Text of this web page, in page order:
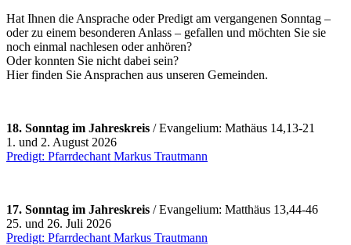
Hat Ihnen die Ansprache oder Predigt am vergangenen Sonntag –
oder zu einem besonderen Anlass – gefallen und möchten Sie sie
noch einmal nachlesen oder anhören?
Oder konnten Sie nicht dabei sein?
Hier finden Sie Ansprachen aus unseren Gemeinden.
18. Sonntag im Jahreskreis / Evangelium: Mathäus 14,13-21
1. und 2. August 2026
Predigt: Pfarrdechant Markus Trautmann
17. Sonntag im Jahreskreis / Evangelium: Matthäus 13,44-46
25. und 26. Juli 2026
Predigt: Pfarrdechant Markus Trautmann